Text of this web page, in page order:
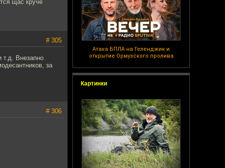
Атака БПЛА на Геленджик и
открытие Ормузского пролива
Картинки
щас круче
# 305
т.д. Внезапно
за
# 306